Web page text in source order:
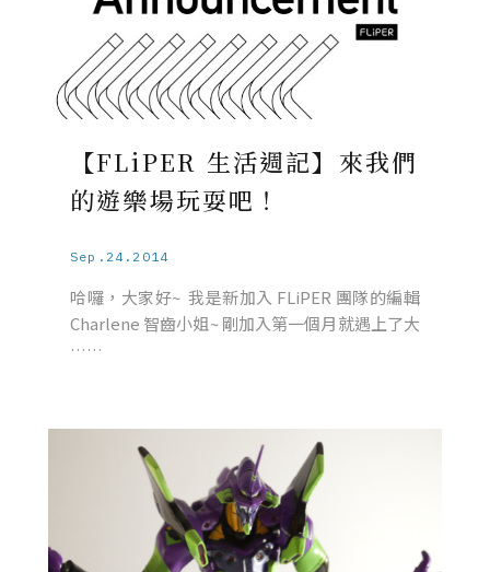
【FLiPER 生活週記】來我們
的遊樂場玩耍吧！
Sep.24.2014
哈囉，大家好~ 我是新加入 FLiPER 團隊的編輯
Charlene 智齒小姐~ 剛加入第一個月就遇上了大
……